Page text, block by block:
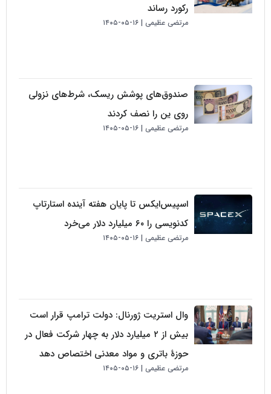
رکورد رساند
مرتضی عظیمی ۱۶-۰۵-۱۴۰۵
صندوق‌های پوشش ریسک، شرط‌های نزولی
روی ین را نصف کردند
مرتضی عظیمی ۱۶-۰۵-۱۴۰۵
اسپیس‌ایکس تا پایان هفته آینده استارتاپ
کدنویسی را ۶۰ میلیارد دلار می‌خرد
مرتضی عظیمی ۱۶-۰۵-۱۴۰۵
وال استریت ژورنال: دولت ترامپ قرار است
بیش از ۲ میلیارد دلار به چهار شرکت فعال در
حوزهٔ باتری و مواد معدنی اختصاص دهد
مرتضی عظیمی ۱۶-۰۵-۱۴۰۵